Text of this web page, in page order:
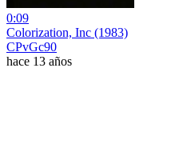
0:09
Colorization, Inc (1983)
CPvGc90
hace 13 años